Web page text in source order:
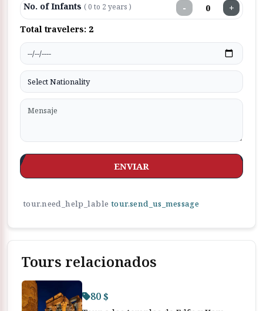
No. of Infants ( 0 to 2 years ) − +
Total travelers: 2
ENVIAR
tour.need_help_lable tour.send_us_message
Tours relacionados
80 $